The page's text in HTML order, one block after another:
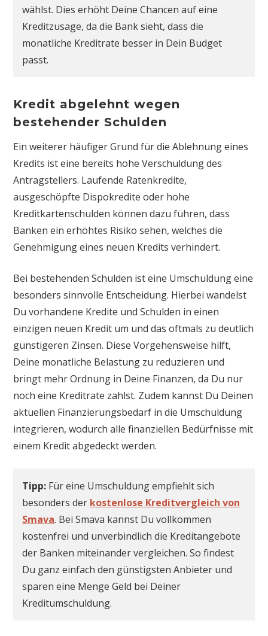
wählst. Dies erhöht Deine Chancen auf eine
Kreditzusage, da die Bank sieht, dass die
monatliche Kreditrate besser in Dein Budget
passt.
Kredit abgelehnt wegen
bestehender Schulden
Ein weiterer häufiger Grund für die Ablehnung eines
Kredits ist eine bereits hohe Verschuldung des
Antragstellers. Laufende Ratenkredite,
ausgeschöpfte Dispokredite oder hohe
Kreditkartenschulden können dazu führen, dass
Banken ein erhöhtes Risiko sehen, welches die
Genehmigung eines neuen Kredits verhindert.
Bei bestehenden Schulden ist eine Umschuldung eine
besonders sinnvolle Entscheidung. Hierbei wandelst
Du vorhandene Kredite und Schulden in einen
einzigen neuen Kredit um und das oftmals zu deutlich
günstigeren Zinsen. Diese Vorgehensweise hilft,
Deine monatliche Belastung zu reduzieren und
bringt mehr Ordnung in Deine Finanzen, da Du nur
noch eine Kreditrate zahlst. Zudem kannst Du Deinen
aktuellen Finanzierungsbedarf in die Umschuldung
integrieren, wodurch alle finanziellen Bedürfnisse mit
einem Kredit abgedeckt werden.
Tipp: Für eine Umschuldung empfiehlt sich
besonders der kostenlose Kreditvergleich von
Smava. Bei Smava kannst Du vollkommen
kostenfrei und unverbindlich die Kreditangebote
der Banken miteinander vergleichen. So findest
Du ganz einfach den günstigsten Anbieter und
sparen eine Menge Geld bei Deiner
Kreditumschuldung.